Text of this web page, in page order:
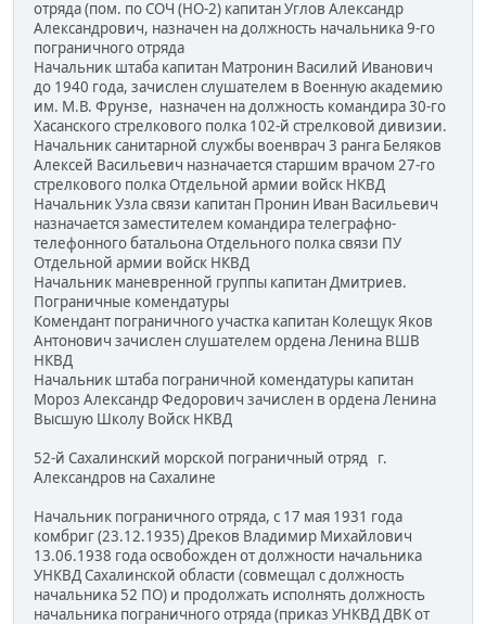
отряда (пом. по СОЧ (НО-2) капитан Углов Александр
Александрович, назначен на должность начальника 9-го
пограничного отряда
Начальник штаба капитан Матронин Василий Иванович
до 1940 года, зачислен слушателем в Военную академию
им. М.В. Фрунзе, назначен на должность командира 30-го
Хасанского стрелкового полка 102-й стрелковой дивизии.
Начальник санитарной службы военврач 3 ранга Беляков
Алексей Васильевич назначается старшим врачом 27-го
стрелкового полка Отдельной армии войск НКВД
Начальник Узла связи капитан Пронин Иван Васильевич
назначается заместителем командира телеграфно-
телефонного батальона Отдельного полка связи ПУ
Отдельной армии войск НКВД
Начальник маневренной группы капитан Дмитриев.
Пограничные комендатуры
Комендант пограничного участка капитан Колещук Яков
Антонович зачислен слушателем ордена Ленина ВШВ
НКВД
Начальник штаба пограничной комендатуры капитан
Мороз Александр Федорович зачислен в ордена Ленина
Высшую Школу Войск НКВД
52-й Сахалинский морской пограничный отряд г.
Александров на Сахалине
Начальник пограничного отряда, с 17 мая 1931 года
комбриг (23.12.1935) Дреков Владимир Михайлович
13.06.1938 года освобожден от должности начальника
УНКВД Сахалинской области (совмещал с должность
начальника 52 ПО) и продолжать исполнять должность
начальника пограничного отряда (приказ УНКВД ДВК от